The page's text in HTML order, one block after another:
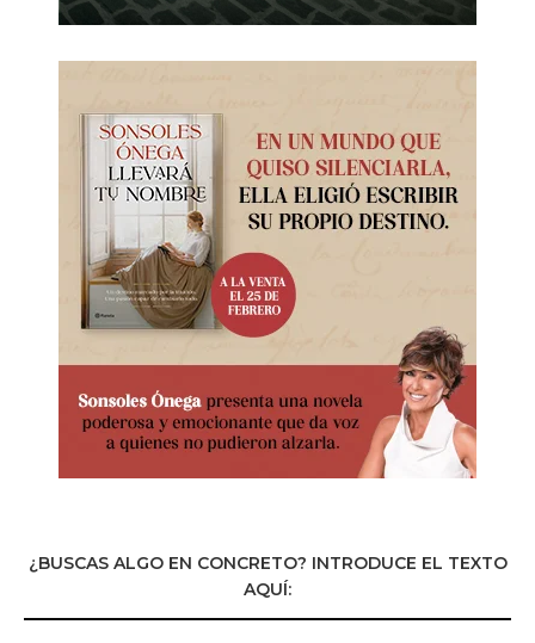
¿BUSCAS ALGO EN CONCRETO? INTRODUCE EL TEXTO
AQUÍ: